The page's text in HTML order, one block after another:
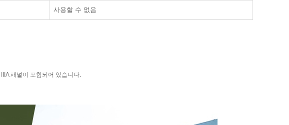
사용할 수 없음
패널이 포함되어 있습니다.